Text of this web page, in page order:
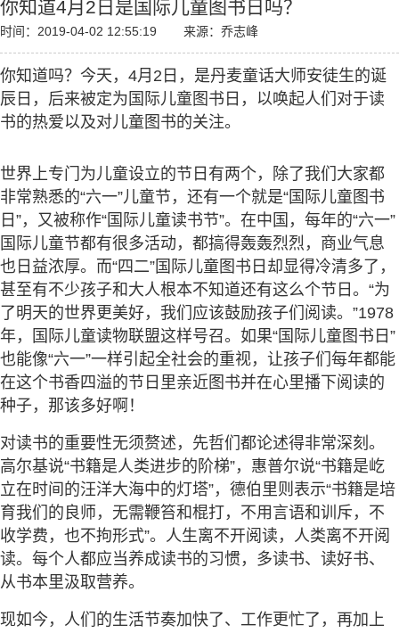
你知道4月2日是国际儿童图书日吗？
时间：2019-04-02 12:55:19 来源：乔志峰
你知道吗？今天，4月2日，是丹麦童话大师安徒生的诞
辰日，后来被定为国际儿童图书日，以唤起人们对于读
书的热爱以及对儿童图书的关注。
世界上专门为儿童设立的节日有两个，除了我们大家都
非常熟悉的“六一”儿童节，还有一个就是“国际儿童图书
日”，又被称作“国际儿童读书节”。在中国，每年的“六一”
国际儿童节都有很多活动，都搞得轰轰烈烈，商业气息
也日益浓厚。而“四二”国际儿童图书日却显得冷清多了，
甚至有不少孩子和大人根本不知道还有这么个节日。“为
了明天的世界更美好，我们应该鼓励孩子们阅读。”1978
年，国际儿童读物联盟这样号召。如果“国际儿童图书日”
也能像“六一”一样引起全社会的重视，让孩子们每年都能
在这个书香四溢的节日里亲近图书并在心里播下阅读的
种子，那该多好啊！
对读书的重要性无须赘述，先哲们都论述得非常深刻。
高尔基说“书籍是人类进步的阶梯”，惠普尔说“书籍是屹
立在时间的汪洋大海中的灯塔”，德伯里则表示“书籍是培
育我们的良师，无需鞭笞和棍打，不用言语和训斥，不
收学费，也不拘形式”。人生离不开阅读，人类离不开阅
读。每个人都应当养成读书的习惯，多读书、读好书、
从书本里汲取营养。
现如今，人们的生活节奏加快了、工作更忙了，再加上